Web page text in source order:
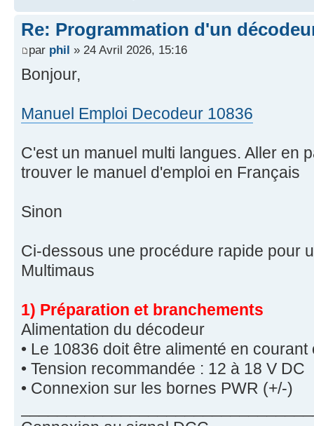
Re: Programmation d'un
par phil » 24 Avril 2026, 15:16
Bonjour,
Manuel Emploi Decodeur 10836
C'est un manuel multi langues. Aller en
trouver le manuel d'emploi en Français
Sinon
Ci-dessous une procédure rapide pour
Multimaus
1) Préparation et branchements
Alimentation du décodeur
• Le 10836 doit être alimenté en
• Tension recommandée : 12 à 18 V DC
• Connexion sur les bornes PWR (+/-)